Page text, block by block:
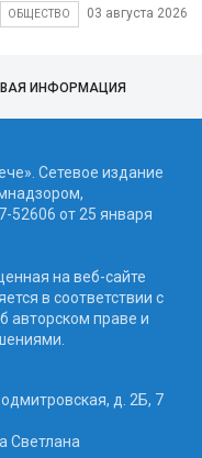
ОБЩЕСТВО 03 августа 2026
ИНФОРМАЦИЯ
Сетевое издание
52606 от 25 января
на веб-сайте
в соответствии с
авторском праве и
д. 2Б, 7
Светлана